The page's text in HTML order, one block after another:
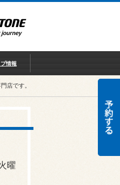
情報
店です。
曜